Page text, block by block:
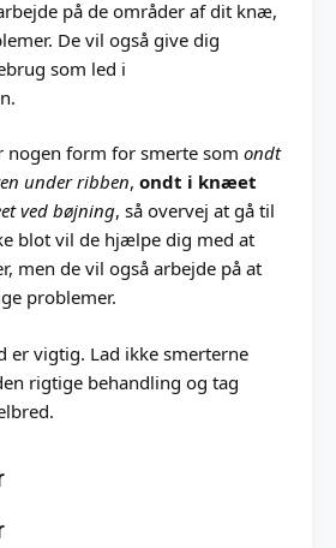
på de områder af dit knæ,
De vil også give dig
som led i
nogen form for smerte som ondt
under ribben, ondt i knæet
ved bøjning, så overvej at gå til
blot vil de hjælpe dig med at
men de vil også arbejde på at
problemer.
er vigtig. Lad ikke smerterne
rigtige behandling og tag